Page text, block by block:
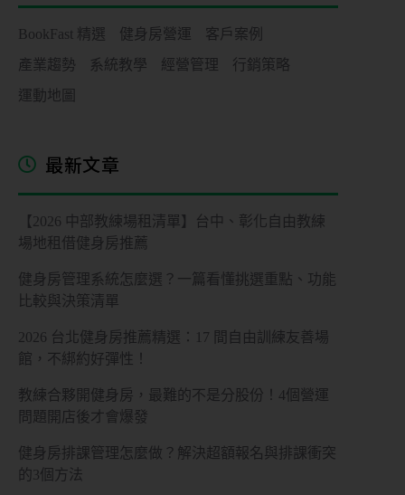
BookFast 精選 健身房營運
客戶案例
產業趨勢
系統教學 經營管理
行銷策略
運動地圖
最新文章
【2026 中部教練場租清單】台中、彰化自由教練
場地租借健身房推薦
健身房管理系統怎麼選？一篇看懂挑選重點、功能
比較與決策清單
2026 台北健身房推薦精選：17 間自由訓練友善場
館，不綁約好彈性！
教練合夥開健身房，最難的不是分股份！4個營運
問題開店後才會爆發
健身房排課管理怎麼做？解決超額報名與排課衝突
的3個方法